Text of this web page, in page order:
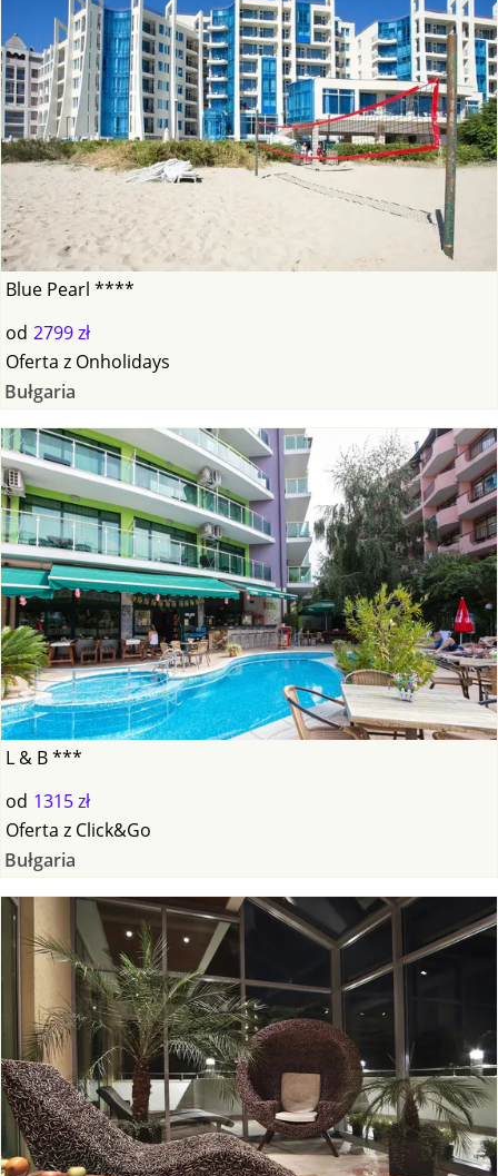
Blue Pearl ****
od 2799 zł
Oferta z Onholidays
Bułgaria
L & B ***
od 1315 zł
Oferta z Click&Go
Bułgaria